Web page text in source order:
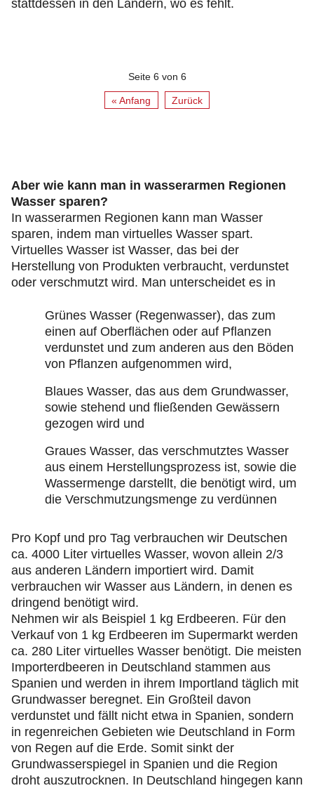
stattdessen in den Ländern, wo es fehlt.
Seite 6 von 6
« Anfang Zurück
Aber wie kann man in wasserarmen Regionen
Wasser sparen?
In wasserarmen Regionen kann man Wasser
sparen, indem man virtuelles Wasser spart.
Virtuelles Wasser ist Wasser, das bei der
Herstellung von Produkten verbraucht, verdunstet
oder verschmutzt wird. Man unterscheidet es in
Grünes Wasser (Regenwasser), das zum
einen auf Oberflächen oder auf Pflanzen
verdunstet und zum anderen aus den Böden
von Pflanzen aufgenommen wird,
Blaues Wasser, das aus dem Grundwasser,
sowie stehend und fließenden Gewässern
gezogen wird und
Graues Wasser, das verschmutztes Wasser
aus einem Herstellungsprozess ist, sowie die
Wassermenge darstellt, die benötigt wird, um
die Verschmutzungsmenge zu verdünnen
Pro Kopf und pro Tag verbrauchen wir Deutschen
ca. 4000 Liter virtuelles Wasser, wovon allein 2/3
aus anderen Ländern importiert wird. Damit
verbrauchen wir Wasser aus Ländern, in denen es
dringend benötigt wird.
Nehmen wir als Beispiel 1 kg Erdbeeren. Für den
Verkauf von 1 kg Erdbeeren im Supermarkt werden
ca. 280 Liter virtuelles Wasser benötigt. Die meisten
Importerdbeeren in Deutschland stammen aus
Spanien und werden in ihrem Importland täglich mit
Grundwasser beregnet. Ein Großteil davon
verdunstet und fällt nicht etwa in Spanien, sondern
in regenreichen Gebieten wie Deutschland in Form
von Regen auf die Erde. Somit sinkt der
Grundwasserspiegel in Spanien und die Region
droht auszutrocknen. In Deutschland hingegen kann